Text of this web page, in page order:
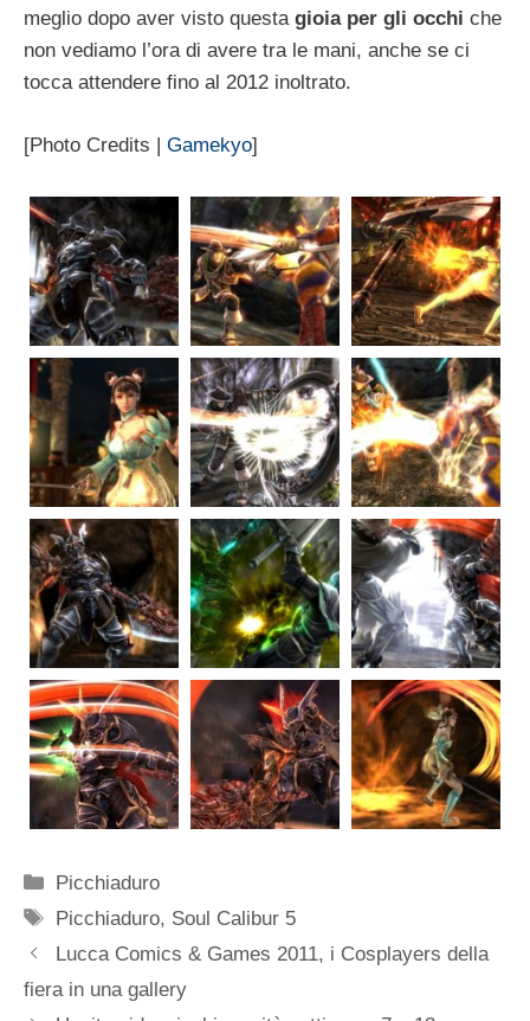
meglio dopo aver visto questa gioia per gli occhi che
non vediamo l’ora di avere tra le mani, anche se ci
tocca attendere fino al 2012 inoltrato.
[Photo Credits | Gamekyo]
Categorie
Picchiaduro
Tag
Picchiaduro, Soul Calibur 5
Lucca Comics & Games 2011, i Cosplayers della
fiera in una gallery